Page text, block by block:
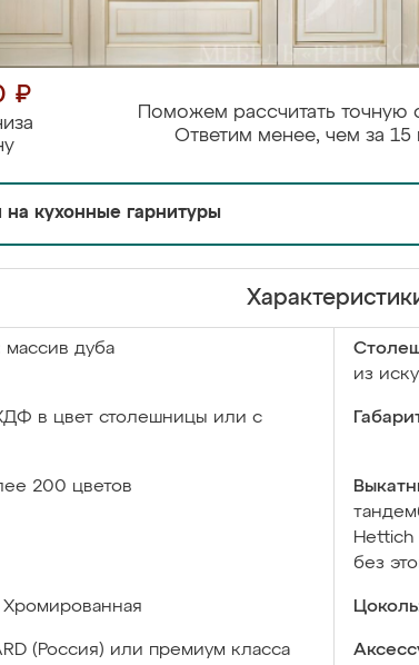
₽
Поможем рассчитать точную
Ответим менее, чем за 15
на кухонные гарнитуры
массив дуба
из
в цвет столешницы или с
200 цветов
Hettich
без
Хромированная
(Россия) или премиум класса